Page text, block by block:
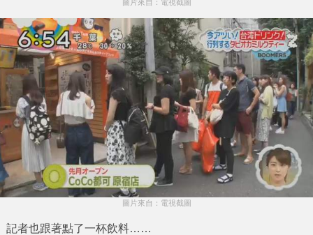
圖片來自：電視截圖
圖片來自：電視截圖
記者也跟著點了一杯飲料……